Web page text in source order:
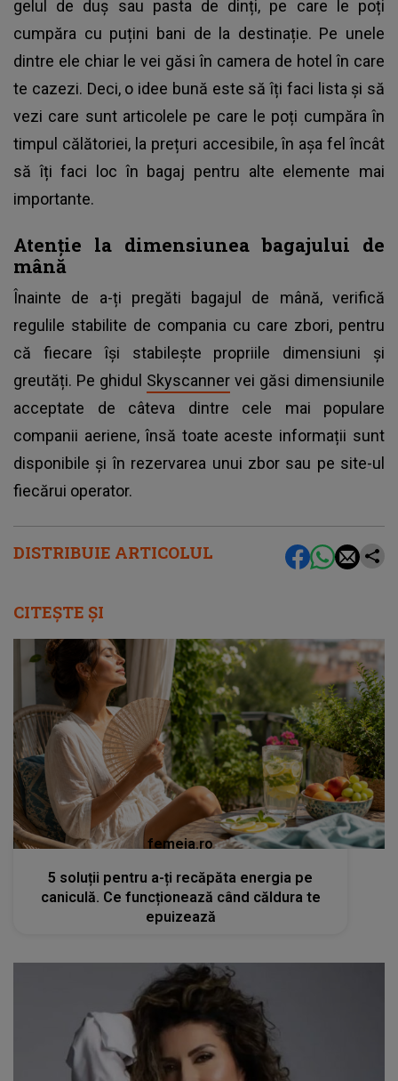
DISTRIBUIE ARTICOLUL
gelul de duș sau pasta de dinți, pe care le poți
cumpăra cu puțini bani de la destinație. Pe unele
dintre ele chiar le vei găsi în camera de hotel în care
te cazezi. Deci, o idee bună este să îți faci lista și să
vezi care sunt articolele pe care le poți cumpăra în
timpul călătoriei, la prețuri accesibile, în așa fel încât
să îți faci loc în bagaj pentru alte elemente mai
importante.
Atenție la dimensiunea bagajului de
mână
Înainte de a-ți pregăti bagajul de mână, verifică
regulile stabilite de compania cu care zbori, pentru
că fiecare își stabilește propriile dimensiuni și
greutăți. Pe ghidul Skyscanner vei găsi dimensiunile
acceptate de câteva dintre cele mai populare
companii aeriene, însă toate aceste informații sunt
disponibile și în rezervarea unui zbor sau pe site-ul
fiecărui operator.
CITEȘTE ȘI
femeia.ro
5 soluții pentru a-ți recăpăta energia pe
caniculă. Ce funcționează când căldura te
epuizează